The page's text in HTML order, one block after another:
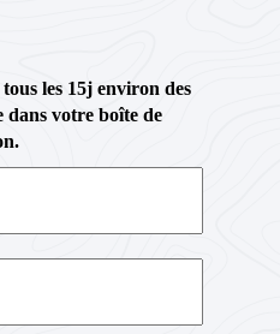
les 15j environ des
dans votre boîte de